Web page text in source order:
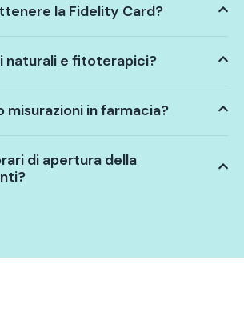
la Fidelity Card?
e fitoterapici?
misurazioni in farmacia?
di apertura della